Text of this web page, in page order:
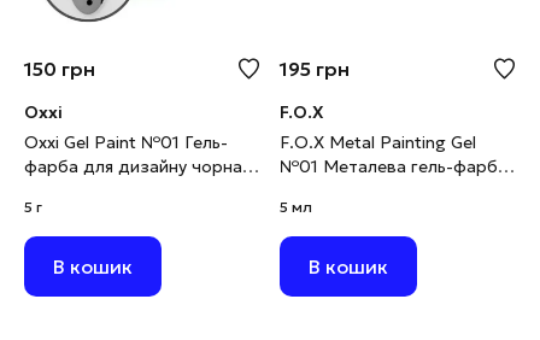
150 грн
Oxxi
Oxxi Gel Paint №01 Гель-
фарба для дизайну чорна,
5 г
В кошик
195 грн
F.O.X
F.O.X Metal Painting Gel
№01 Металева гель-фарба
5 мл
В кошик